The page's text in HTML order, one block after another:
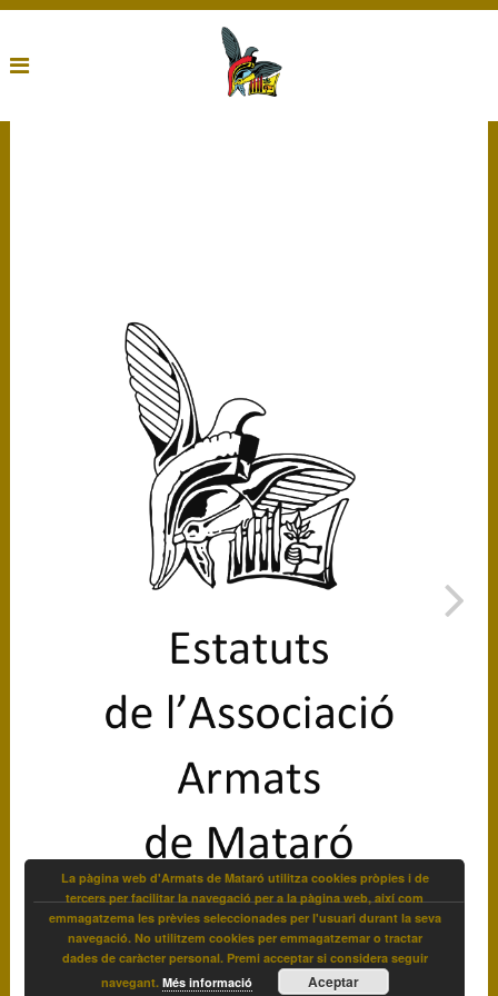
La pàgina web d'Armats de Mataró utilitza cookies pròpies i de
tercers per facilitar la navegació per a la pàgina web, així com
emmagatzema les prèvies seleccionades per l'usuari durant la seva
navegació. No utilitzem cookies per emmagatzemar o tractar
dades de caràcter personal. Premi acceptar si considera seguir
navegant. Més informació Aceptar